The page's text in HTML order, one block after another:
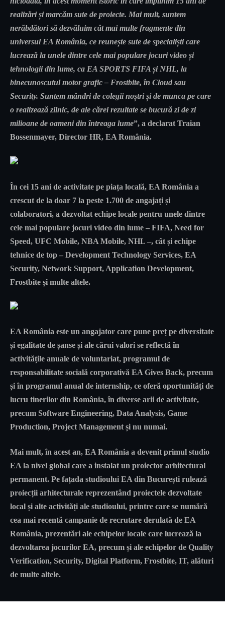
realizări și marcăm sute de proiecte. Mai mult, suntem
nerăbdători să dezvăluim cât mai multe fragmente din
universul EA România, ce reunește sute de specialiști care
lucrează la unele dintre cele mai populare jocuri video și
tehnologii din lume, ca EA SPORTS FIFA și NHL, la
binecunoscutul motor grafic – Frostbite, în Cloud sau
Security. Suntem mândri de colegii noștri și de munca pe care
o realizează zilnic, de ale cărei rezultate se bucură zi de zi
milioane de oameni din întreaga lume”, a declarat Traian
Bossenmayer, Director HR, EA România.
În cei 15 ani de activitate pe piața locală, EA România a
crescut de la doar 7 la peste 1.700 de angajați și
colaboratori, a dezvoltat echipe locale pentru unele dintre
cele mai populare jocuri video din lume – FIFA, Need for
Speed, UFC Mobile, NBA Mobile, NHL –, cât și echipe
tehnice de top – Development Technology Services, EA
Security, Network Support, Application Development,
Frostbite și multe altele.
EA România este un angajator care pune preț pe diversitate
și egalitate de șanse și ale cărui valori se reflectă în
activitățile anuale de voluntariat, programul de
responsabilitate socială corporativă EA Gives Back, precum
și în programul anual de internship, ce oferă oportunități de
lucru tinerilor din România, în diverse arii de activitate,
precum Software Engineering, Data Analysis, Game
Production, Project Management și nu numai.
Mai mult, în acest an, EA România a devenit primul studio
EA la nivel global care a instalat un proiector arhitectural
permanent. Pe fațada studioului EA din București rulează
proiecții arhitecturale reprezentând proiectele dezvoltate
local și alte activități ale studioului, printre care se numără
cea mai recentă campanie de recrutare derulată de EA
România, prezentări ale echipelor locale care lucrează la
dezvoltarea jocurilor EA, precum și ale echipelor de Quality
Verification, Security, Digital Platform, Frostbite, IT, alături
de multe altele.